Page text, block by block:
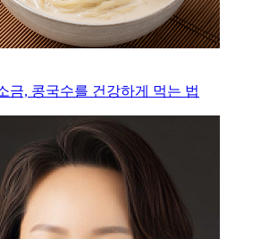
금, 콩국수를 건강하게 먹는 법